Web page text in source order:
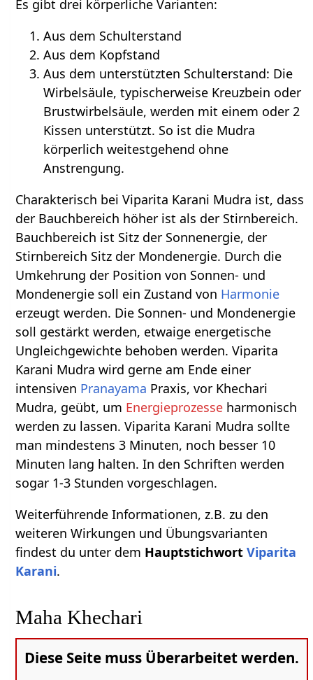
Es gibt drei körperliche Varianten:
Aus dem Schulterstand
Aus dem Kopfstand
Aus dem unterstützten Schulterstand: Die
Wirbelsäule, typischerweise Kreuzbein oder
Brustwirbelsäule, werden mit einem oder 2
Kissen unterstützt. So ist die Mudra
körperlich weitestgehend ohne
Anstrengung.
Charakterisch bei Viparita Karani Mudra ist, dass
der Bauchbereich höher ist als der Stirnbereich.
Bauchbereich ist Sitz der Sonnenergie, der
Stirnbereich Sitz der Mondenergie. Durch die
Umkehrung der Position von Sonnen- und
Mondenergie soll ein Zustand von Harmonie
erzeugt werden. Die Sonnen- und Mondenergie
soll gestärkt werden, etwaige energetische
Ungleichgewichte behoben werden. Viparita
Karani Mudra wird gerne am Ende einer
intensiven Pranayama Praxis, vor Khechari
Mudra, geübt, um Energieprozesse harmonisch
werden zu lassen. Viparita Karani Mudra sollte
man mindestens 3 Minuten, noch besser 10
Minuten lang halten. In den Schriften werden
sogar 1-3 Stunden vorgeschlagen.
Weiterführende Informationen, z.B. zu den
weiteren Wirkungen und Übungsvarianten
findest du unter dem HauptstichwortViparita
Karani.
Maha Khechari
Diese Seite muss Überarbeitet werden.